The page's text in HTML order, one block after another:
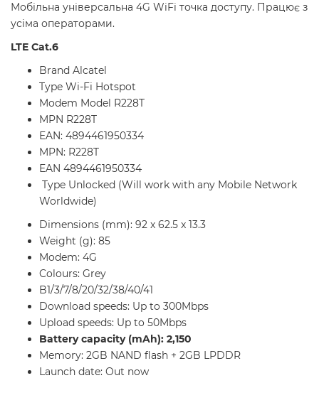
Мобільна універсальна 4G WiFi точка доступу. Працює з
усіма операторами.
LTE Cat.6
Brand Alcatel
Type Wi-Fi Hotspot
Modem Model R228T
MPN R228T
EAN: 4894461950334
MPN: R228T
EAN 4894461950334
Type Unlocked (Will work with any Mobile Network
Worldwide)
Dimensions (mm): 92 x 62.5 x 13.3
Weight (g): 85
Modem: 4G
Colours: Grey
B1/3/7/8/20/32/38/40/41
Download speeds: Up to 300Mbps
Upload speeds: Up to 50Mbps
Battery capacity (mAh): 2,150
Memory: 2GB NAND flash + 2GB LPDDR
Launch date: Out now